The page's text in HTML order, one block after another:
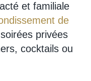
et familiale
de
privées
cocktails ou